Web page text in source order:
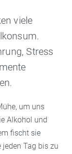
viele
Stress
um uns
Alkohol und
fischt sie
Tag bis zu